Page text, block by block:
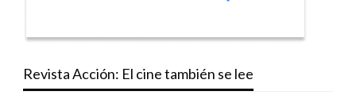
Revista Acción: El cine también se lee